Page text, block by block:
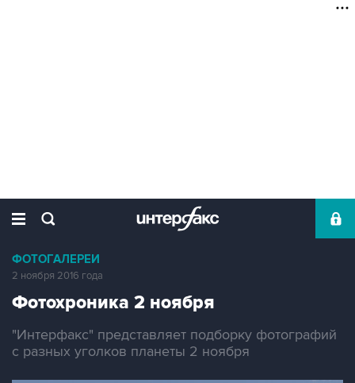
ФОТОГАЛЕРЕИ
2 ноября 2016 года
Фотохроника 2 ноября
"Интерфакс" представляет подборку фотографий
с разных уголков планеты 2 ноября